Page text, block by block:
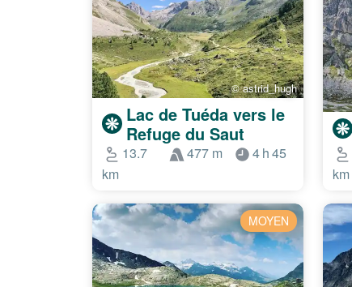
© astrid_hugh
Lac de Tuéda vers le
Refuge du Saut
13.7
km
477 m 4 h 45
km
MOYEN